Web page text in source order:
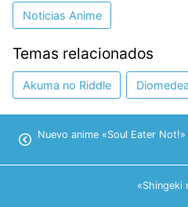
Noticias Anime
Temas relacionados
Akuma no Riddle Diomedea
Nuevo anime «Soul Eater
«Shingeki